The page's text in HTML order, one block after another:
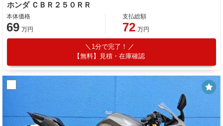
ホンダ ＣＢＲ２５０ＲＲ
本体価格
69 万円
支払総額
72 万円
1分で完了！
【無料】見積・在庫確認